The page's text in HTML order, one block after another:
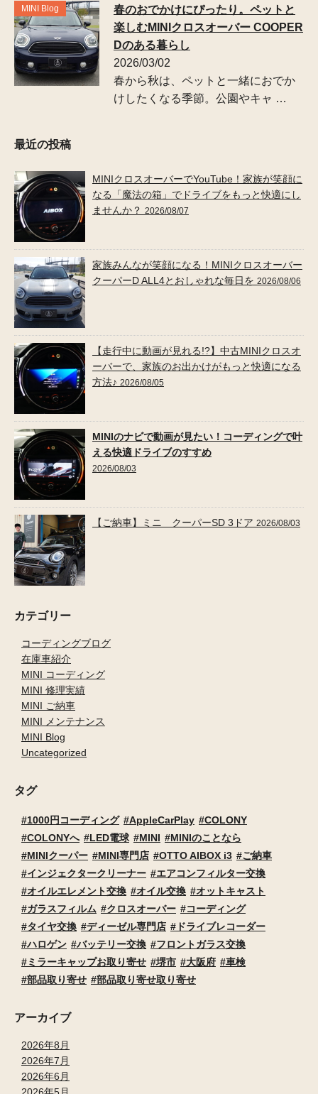
MINI Blog
春のおでかけにぴったり。ペットと
楽しむMINIクロスオーバー COOPER
Dのある暮らし
2026/03/02
春から秋は、ペットと一緒におでか
けしたくなる季節。公園やキャ …
最近の投稿
MINIクロスオーバーでYouTube！家族が笑顔に
なる「魔法の箱」でドライブをもっと快適にし
ませんか？ 2026/08/07
家族みんなが笑顔になる！MINIクロスオーバー
クーパーD ALL4とおしゃれな毎日を 2026/08/06
【走行中に動画が見れる!?】中古MINIクロスオ
ーバーで、家族のお出かけがもっと快適になる
方法♪ 2026/08/05
MINIのナビで動画が見たい！コーディングで叶
える快適ドライブのすすめ
2026/08/03
【ご納車】ミニ クーパーSD 3ドア 2026/08/03
カテゴリー
コーディングブログ
在庫車紹介
MINI コーディング
MINI 修理実績
MINI ご納車
MINI メンテナンス
MINI Blog
Uncategorized
タグ
1000円コーディング AppleCarPlay
COLONY
COLONYへ
LED電球 MINI
MINIのことなら
MINIクーパー
MINI専門店 OTTO AIBOX i3
ご納車
インジェクタークリーナー
エアコンフィルター交換
オイルエレメント交換
オイル交換
オットキャスト
ガラスフィルム
クロスオーバー
コーディング
タイヤ交換
ディーゼル専門店
ドライブレコーダー
ハロゲン
バッテリー交換
フロントガラス交換
ミラーキャップお取り寄せ
堺市 大阪府
車検
部品取り寄せ
部品取り寄せ取り寄せ
アーカイブ
2026年8月
2026年7月
2026年6月